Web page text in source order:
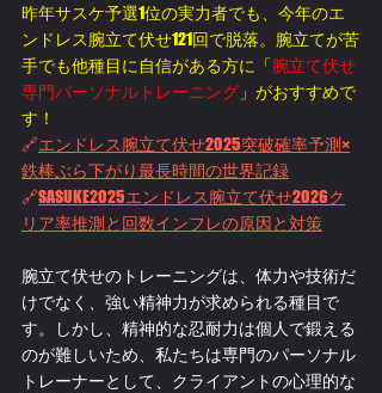
昨年サスケ予選1位の実力者でも、今年のエ
ンドレス腕立て伏せ121回で脱落。腕立てが苦
手でも他種目に自信がある方に「腕立て伏せ
専門パーソナルトレーニング 」がおすすめで
す！
🔗エンドレス腕立て伏せ2025突破確率予測×
鉄棒ぶら下がり最長時間の世界記録
🔗SASUKE2025エンドレス腕立て伏せ2026ク
リア率推測と回数インフレの原因と対策
腕立て伏せのトレーニングは、体力や技術だ
けでなく、強い精神力が求められる種目で
す。しかし、精神的な忍耐力は個人で鍛える
のが難しいため、私たちは専門のパーソナル
トレーナーとして、クライアントの心理的な